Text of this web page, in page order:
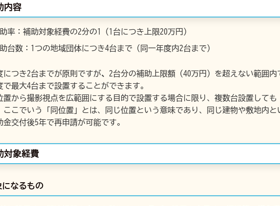
内容
率：補助対象経費の2分の1（1台につき上限20万円）
台数：1つの地域団体につき4台まで（同一年度内2台まで）
つき2台までが原則ですが、 2台分の補助上限額（40万円）を超えない範囲
で最大4台まで設置することができます。
から撮影視点を広範囲にする目的で設置する場合に限り、複数台設置して
ここでいう「同位置」とは、同じ位置という意味であり、同じ建物や敷地内と
交付後5年で再申請が可能です。
対象経費
になるもの